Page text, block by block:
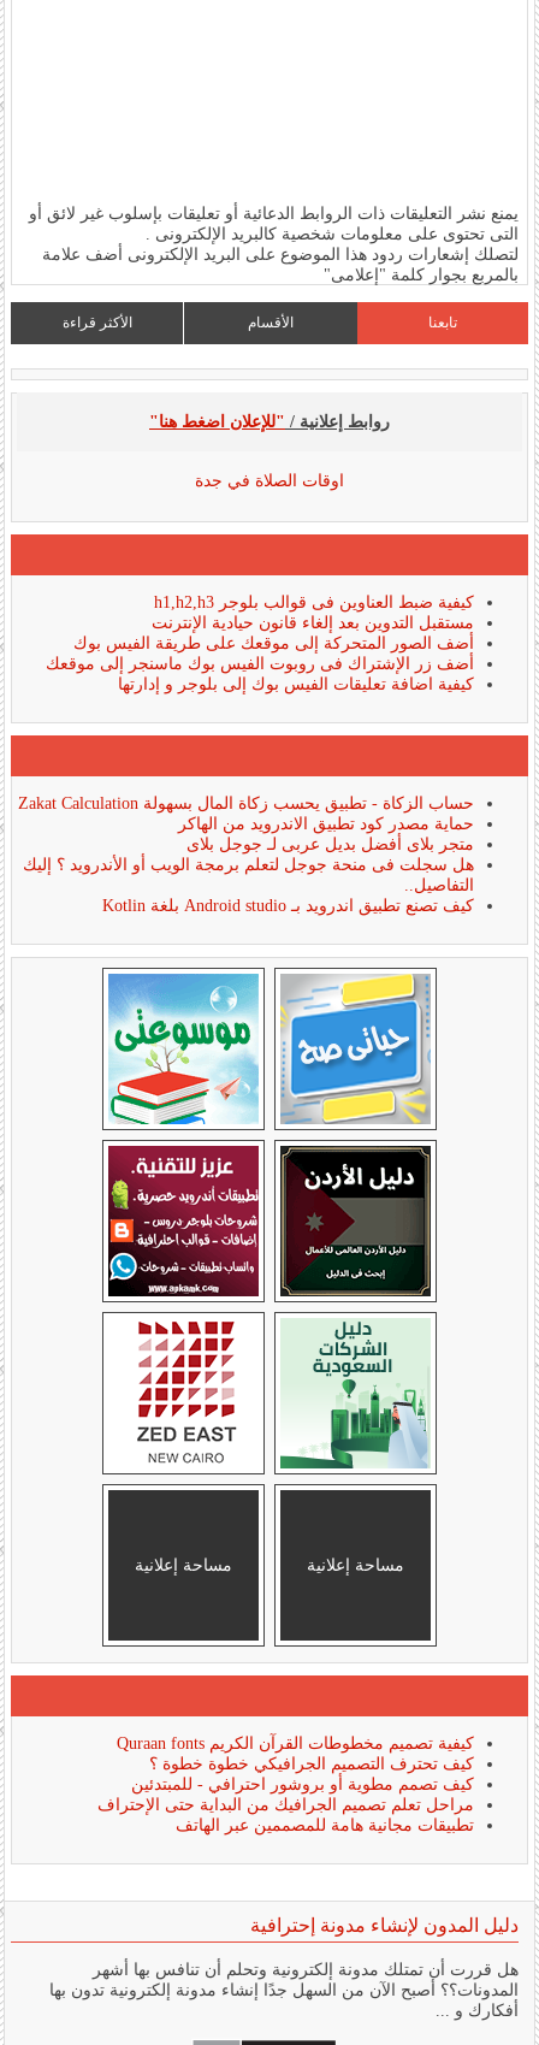
يمنع نشر التعليقات ذات الروابط الدعائية أو تعليقات بإسلوب غير لائق أو
التى تحتوى على معلومات شخصية كالبريد الإلكترونى .
لتصلك إشعارات ردود هذا الموضوع على البريد الإلكترونى أضف علامة
بالمربع بجوار كلمة "إعلامى"
تابعنا الأكثر قراءة الأقسام
روابط إعلانية / "للإعلان اضغط هنا"
اوقات الصلاة في جدة
كيفية ضبط العناوين فى قوالب بلوجر h1,h2,h3
مستقبل التدوين بعد إلغاء قانون حيادية الإنترنت
أضف الصور المتحركة إلى موقعك على طريقة الفيس بوك
أضف زر الإشتراك فى روبوت الفيس بوك ماسنجر إلى موقعك
كيفية اضافة تعليقات الفيس بوك إلى بلوجر و إدارتها
حساب الزكاة - تطبيق يحسب زكاة المال بسهولة Zakat Calculation
حماية مصدر كود تطبيق الاندرويد من الهاكر
متجر بلاى أفضل بديل عربى لـ جوجل بلاى
هل سجلت فى منحة جوجل لتعلم برمجة الويب أو الأندرويد ؟ إليك
التفاصيل..
كيف تصنع تطبيق اندرويد بـ Android studio بلغة Kotlin
مساحة إعلانية مساحة إعلانية
كيفية تصميم مخطوطات القرآن الكريم Quraan fonts
كيف تحترف التصميم الجرافيكي خطوة خطوة ؟
كيف تصمم مطوية أو بروشور احترافي - للمبتدئين
مراحل تعلم تصميم الجرافيك من البداية حتى الإحتراف
تطبيقات مجانية هامة للمصممين عبر الهاتف
دليل المدون لإنشاء مدونة إحترافية
هل قررت أن تمتلك مدونة إلكترونية وتحلم أن تنافس بها أشهر
المدونات؟؟ أصبح الآن من السهل جدًا إنشاء مدونة إلكترونية تدون بها
أفكارك و ...